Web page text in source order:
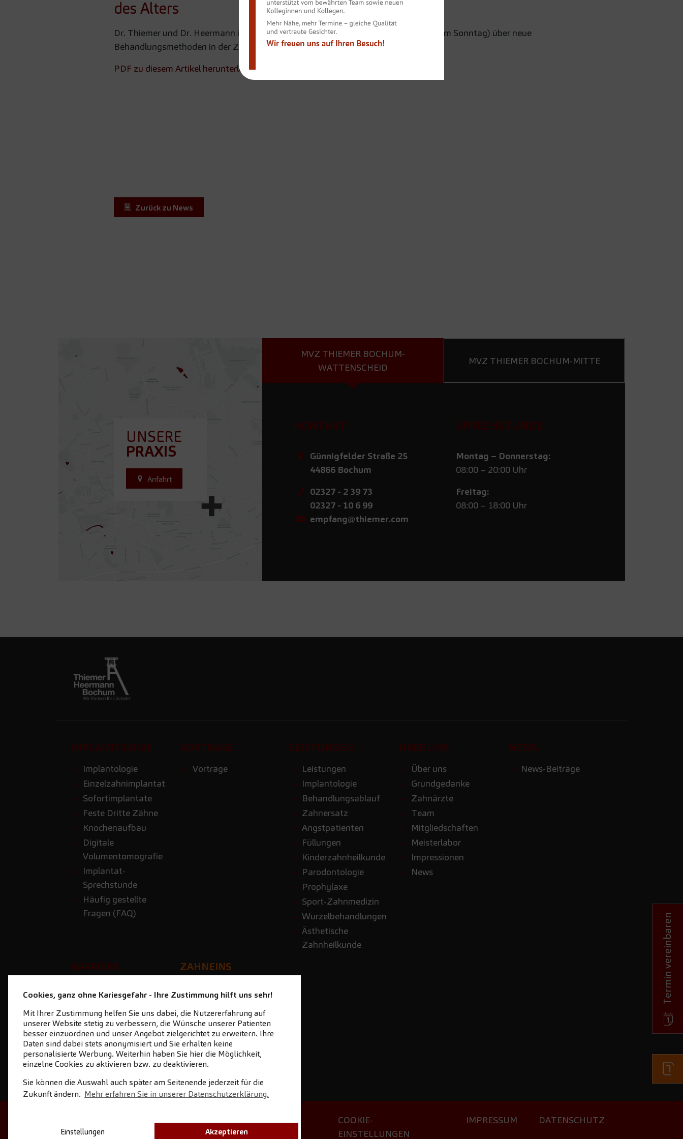
des Alters
Dr. Thiemer und Dr. Heermann informieren im Interview mit der Feinen Welt (Welt am Sonntag) über neue
Behandlungsmethoden in der Zahnmedizin.
PDF zu diesem Artikel herunterladen
Zurück zu News
UNSERE
PRAXIS
Anfahrt
MVZ THIEMER BOCHUM-
WATTENSCHEID
MVZ THIEMER BOCHUM-MITTE
KONTAKT
Günnigfelder Straße 25
44866 Bochum
02327 - 2 39 73
02327 - 10 6 99
empfang@thiemer.com
SPRECHSTUNDE
Montag – Donnerstag:
08:00 – 20:00 Uhr
Freitag:
08:00 – 18:00 Uhr
IMPLANTOLOGIE
Implantologie
Einzelzahnimplantat
Sofortimplantate
Feste Dritte Zähne
Knochenaufbau
Digitale
Volumentomografie
Implantat-
Sprechstunde
Häufig gestellte
Fragen (FAQ)
VORTRÄGE
Vorträge
LEISTUNGEN
Leistungen
Implantologie
Behandlungsablauf
Zahnersatz
Angstpatienten
Füllungen
Kinderzahnheilkunde
Parodontologie
Prophylaxe
Sport-Zahnmedizin
Wurzelbehandlungen
Ästhetische
Zahnheilkunde
ÜBER UNS
Über uns
Grundgedanke
Zahnärzte
Team
Mitgliedschaften
Meisterlabor
Impressionen
News
NEWS
News-Beiträge
KARRIERE
Stellenangebote
Ihre Vorteile
Geschichten aus der
Praxis
Initiativbewerbung
ZAHNEINS
KONTAKT
NEWSLETTER
DOWNLOAD
COOKIE-
EINSTELLUNGEN
IMPRESSUM DATENSCHUTZ
Termin vereinbaren
Cookies, ganz ohne Kariesgefahr - Ihre Zustimmung hilft uns sehr!
Mit Ihrer Zustimmung helfen Sie uns dabei, die Nutzererfahrung auf
unserer Website stetig zu verbessern, die Wünsche unserer Patienten
besser einzuordnen und unser Angebot zielgerichtet zu erweitern. Ihre
Daten sind dabei stets anonymisiert und Sie erhalten keine
personalisierte Werbung. Weiterhin haben Sie hier die Möglichkeit,
einzelne Cookies zu aktivieren bzw. zu deaktivieren.
Sie können die Auswahl auch später am Seitenende jederzeit für die
Zukunft ändern. Mehr erfahren Sie in unserer Datenschutzerklärung.
Akzeptieren
Einstellungen